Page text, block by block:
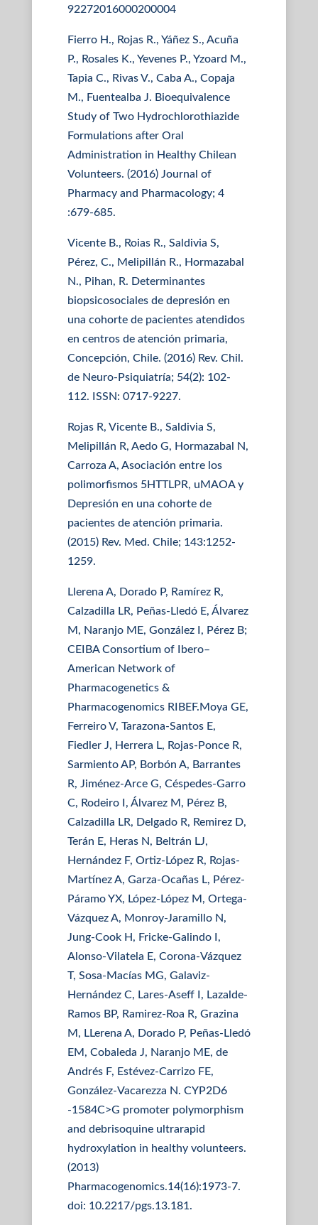
92272016000200004
Fierro H., Rojas R., Yáñez S., Acuña
P., Rosales K., Yevenes P., Yzoard M.,
Tapia C., Rivas V., Caba A., Copaja
M., Fuentealba J. Bioequivalence
Study of Two Hydrochlorothiazide
Formulations after Oral
Administration in Healthy Chilean
Volunteers. (2016) Journal of
Pharmacy and Pharmacology; 4
:679-685.
Vicente B., Roias R., Saldivia S,
Pérez, C., Melipillán R., Hormazabal
N., Pihan, R. Determinantes
biopsicosociales de depresión en
una cohorte de pacientes atendidos
en centros de atención primaria,
Concepción, Chile. (2016) Rev. Chil.
de Neuro-Psiquiatría; 54(2): 102-
112. ISSN: 0717-9227.
Rojas R, Vicente B., Saldivia S,
Melipillán R, Aedo G, Hormazabal N,
Carroza A, Asociación entre los
polimorfismos 5HTTLPR, uMAOA y
Depresión en una cohorte de
pacientes de atención primaria.
(2015) Rev. Med. Chile; 143:1252-
1259.
Llerena A, Dorado P, Ramírez R,
Calzadilla LR, Peñas-Lledó E, Álvarez
M, Naranjo ME, González I, Pérez B;
CEIBA Consortium of Ibero–
American Network of
Pharmacogenetics &
Pharmacogenomics RIBEF.Moya GE,
Ferreiro V, Tarazona-Santos E,
Fiedler J, Herrera L, Rojas-Ponce R,
Sarmiento AP, Borbón A, Barrantes
R, Jiménez-Arce G, Céspedes-Garro
C, Rodeiro I, Álvarez M, Pérez B,
Calzadilla LR, Delgado R, Remirez D,
Terán E, Heras N, Beltrán LJ,
Hernández F, Ortiz-López R, Rojas-
Martínez A, Garza-Ocañas L, Pérez-
Páramo YX, López-López M, Ortega-
Vázquez A, Monroy-Jaramillo N,
Jung-Cook H, Fricke-Galindo I,
Alonso-Vilatela E, Corona-Vázquez
T, Sosa-Macías MG, Galaviz-
Hernández C, Lares-Aseff I, Lazalde-
Ramos BP, Ramirez-Roa R, Grazina
M, LLerena A, Dorado P, Peñas-Lledó
EM, Cobaleda J, Naranjo ME, de
Andrés F, Estévez-Carrizo FE,
González-Vacarezza N. CYP2D6
-1584C>G promoter polymorphism
and debrisoquine ultrarapid
hydroxylation in healthy volunteers.
(2013)
Pharmacogenomics.14(16):1973-7.
doi: 10.2217/pgs.13.181.